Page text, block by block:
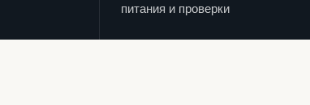
питания и проверки